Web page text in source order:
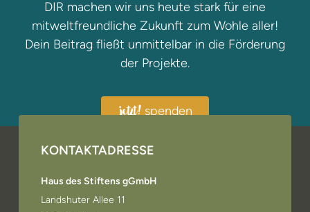
DIR machen wir uns heute stark für eine
mitweltfreundliche Zukunft zum Wohle aller!
Dein Beitrag fließt unmittelbar in die Förderung
der Projekte.
jetzt!spenden
KONTAKTADRESSE
Haus des Stiftens gGmbH
Landshuter Allee 11